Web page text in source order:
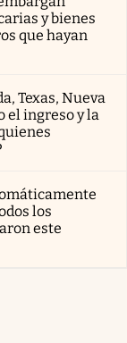
y bienes
que hayan
Texas, Nueva
el ingreso y la
los
este